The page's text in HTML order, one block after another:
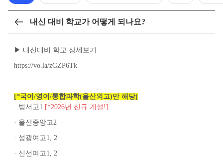
목록 내신 대비 학교가 어떻게 되나요?
▶ 내신대비 학교 상세보기
https://vo.la/zGZP6Tk
[*국어/영어/통합과학(울산외고)만 해당]
· 범서고1 [*2026년 신규 개설!]
· 울산중앙고2
· 성광여고1, 2
· 신선여고1, 2